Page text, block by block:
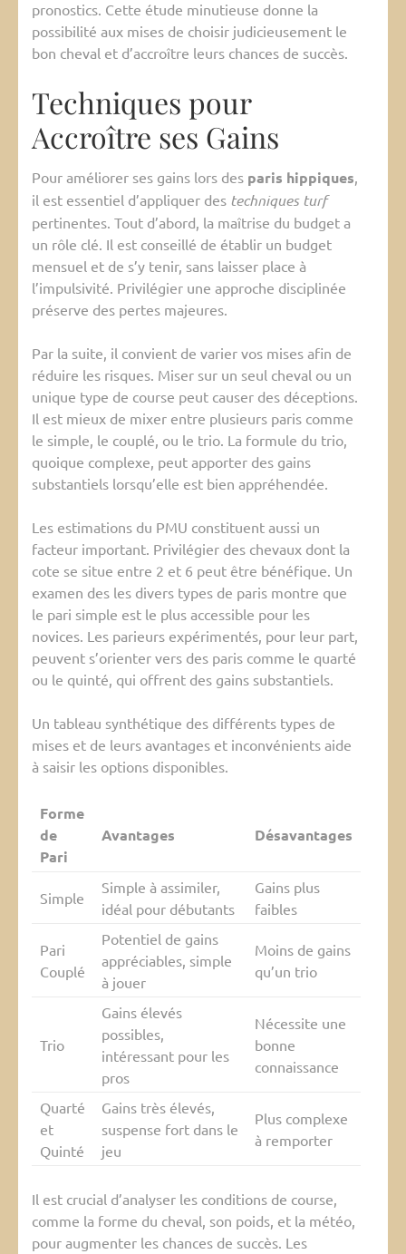
pronostics. Cette étude minutieuse donne la
possibilité aux mises de choisir judicieusement le
bon cheval et d’accroître leurs chances de succès.
Techniques pour
Accroître ses Gains
Pour améliorer ses gains lors des paris hippiques,
il est essentiel d’appliquer des techniques turf
pertinentes. Tout d’abord, la maîtrise du budget a
un rôle clé. Il est conseillé de établir un budget
mensuel et de s’y tenir, sans laisser place à
l’impulsivité. Privilégier une approche disciplinée
préserve des pertes majeures.
Par la suite, il convient de varier vos mises afin de
réduire les risques. Miser sur un seul cheval ou un
unique type de course peut causer des déceptions.
Il est mieux de mixer entre plusieurs paris comme
le simple, le couplé, ou le trio. La formule du trio,
quoique complexe, peut apporter des gains
substantiels lorsqu’elle est bien appréhendée.
Les estimations du PMU constituent aussi un
facteur important. Privilégier des chevaux dont la
cote se situe entre 2 et 6 peut être bénéfique. Un
examen des les divers types de paris montre que
le pari simple est le plus accessible pour les
novices. Les parieurs expérimentés, pour leur part,
peuvent s’orienter vers des paris comme le quarté
ou le quinté, qui offrent des gains substantiels.
Un tableau synthétique des différents types de
mises et de leurs avantages et inconvénients aide
à saisir les options disponibles.
Forme
de
Pari
Avantages Désavantages
Simple
Simple à assimiler,
idéal pour débutants
Gains plus
faibles
Pari
Couplé
Potentiel de gains
appréciables, simple
à jouer
Moins de gains
qu’un trio
Trio
Gains élevés
possibles,
intéressant pour les
pros
Nécessite une
bonne
connaissance
Quarté
et
Quinté
Gains très élevés,
suspense fort dans le
jeu
Plus complexe
à remporter
Il est crucial d’analyser les conditions de course,
comme la forme du cheval, son poids, et la météo,
pour augmenter les chances de succès. Les